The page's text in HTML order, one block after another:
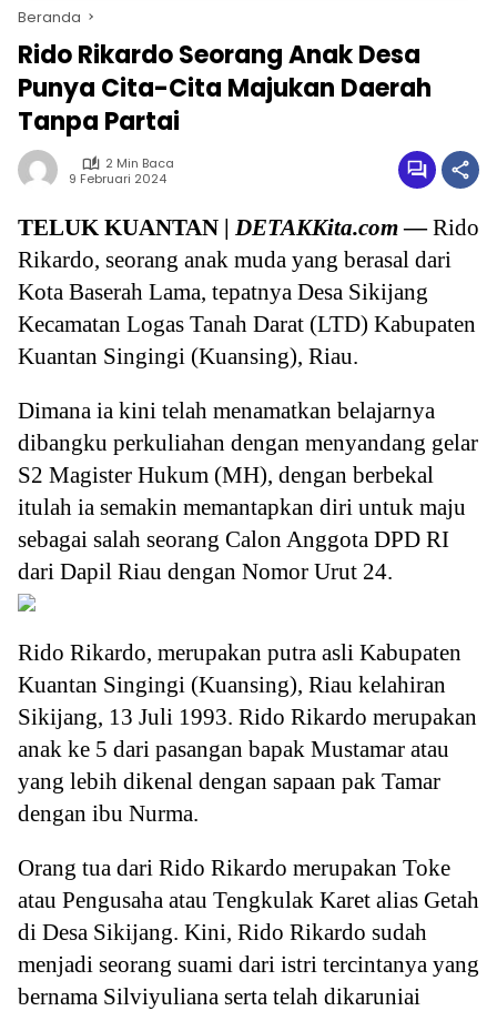
Beranda
Rido Rikardo Seorang Anak Desa
Punya Cita-Cita Majukan Daerah
Tanpa Partai
2 Min Baca
9 Februari 2024
TELUK KUANTAN | DETAKKita.com—Rido
Rikardo, seorang anak muda yang berasal dari
Kota Baserah Lama, tepatnya Desa Sikijang
Kecamatan Logas Tanah Darat (LTD) Kabupaten
Kuantan Singingi (Kuansing), Riau.
Dimana ia kini telah menamatkan belajarnya
dibangku perkuliahan dengan menyandang gelar
S2 Magister Hukum (MH), dengan berbekal
itulah ia semakin memantapkan diri untuk maju
sebagai salah seorang Calon Anggota DPD RI
dari Dapil Riau dengan Nomor Urut 24.
Rido Rikardo, merupakan putra asli Kabupaten
Kuantan Singingi (Kuansing), Riau kelahiran
Sikijang, 13 Juli 1993. Rido Rikardo merupakan
anak ke 5 dari pasangan bapak Mustamar atau
yang lebih dikenal dengan sapaan pak Tamar
dengan ibu Nurma.
Orang tua dari Rido Rikardo merupakan Toke
atau Pengusaha atau Tengkulak Karet alias Getah
di Desa Sikijang. Kini, Rido Rikardo sudah
menjadi seorang suami dari istri tercintanya yang
bernama Silviyuliana serta telah dikaruniai